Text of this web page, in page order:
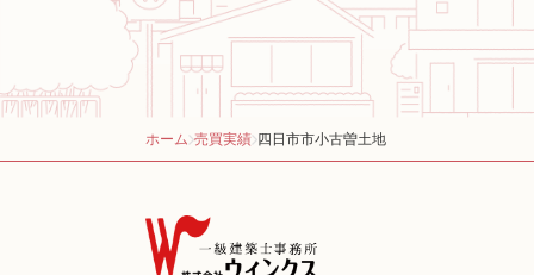
ホーム 売買実績 四日市市小古曽土地